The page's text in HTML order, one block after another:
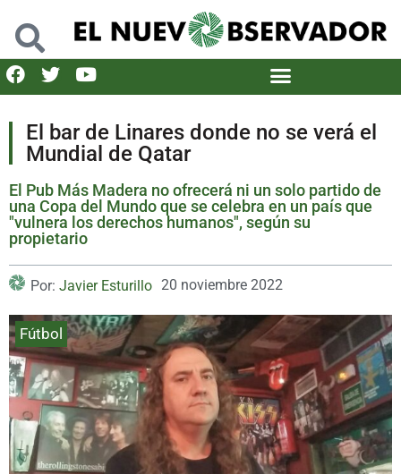
El bar de Linares donde no se verá el
Mundial de Qatar
El Pub Más Madera no ofrecerá ni un solo partido de
una Copa del Mundo que se celebra en un país que
"vulnera los derechos humanos", según su
propietario
Por: Javier Esturillo 20 noviembre 2022
Fútbol